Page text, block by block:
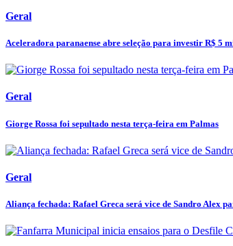
Geral
Aceleradora paranaense abre seleção para investir R$ 5
Geral
Giorge Rossa foi sepultado nesta terça-feira em Palmas
Geral
Aliança fechada: Rafael Greca será vice de Sandro Alex